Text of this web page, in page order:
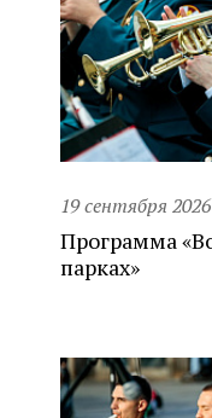
19 сентября 2026
Программа
парках»